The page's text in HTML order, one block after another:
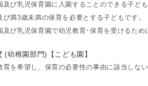
及び乳児保育園に入園することのできる子ど
び満3歳未満の保育を必要とする子どもです。
及び乳児保育園で幼児教育･保育を受けるた
(幼稚園部門)【こども園】
を希望し、保育の必要性の事由に該当しな